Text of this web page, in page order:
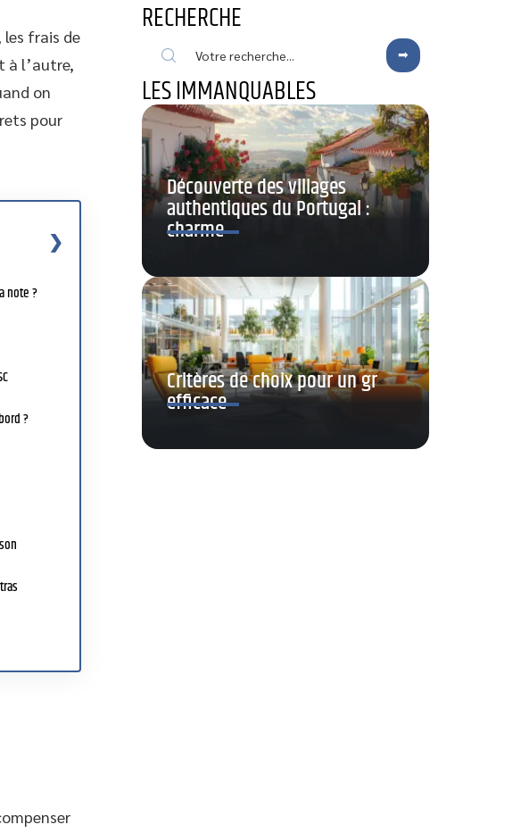
les frais de
à l’autre,
on
pour
note ?
?
RECHERCHE
LES IMMANQUABLES
Découverte des villages
authentiques du Portugal :
charme
Critères de choix pour un gr
efficace